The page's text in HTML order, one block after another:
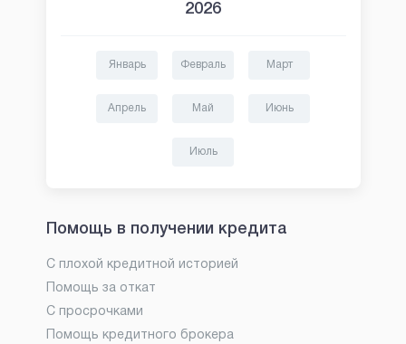
2026
Январь Февраль Март
Апрель Май Июнь
Июль
Помощь в получении кредита
С плохой кредитной историей
Помощь за откат
С просрочками
Помощь кредитного брокера